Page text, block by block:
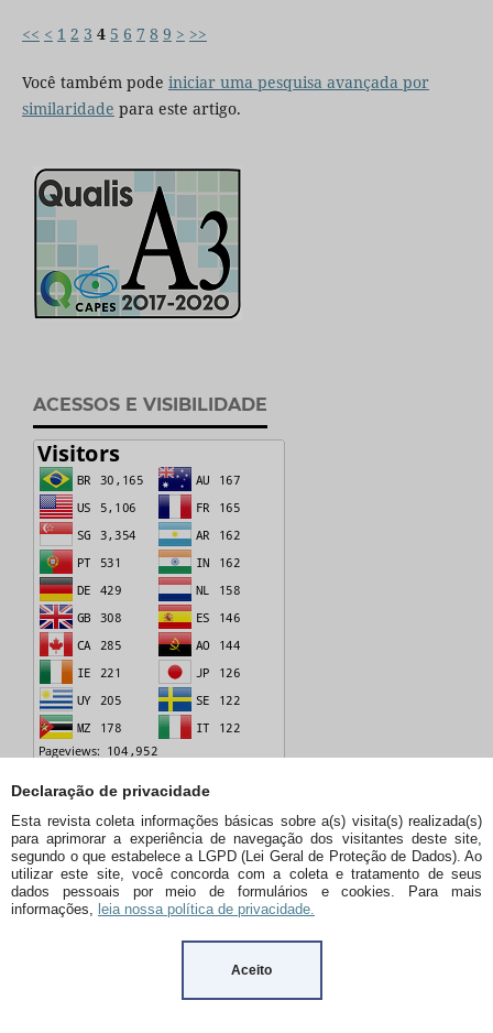
Declaração de privacidade
Esta revista coleta informações básicas sobre a(s) visita(s) realizada(s)
para aprimorar a experiência de navegação dos visitantes deste site,
segundo o que estabelece a LGPD (Lei Geral de Proteção de Dados). Ao
utilizar este site, você concorda com a coleta e tratamento de seus
dados pessoais por meio de formulários e cookies. Para mais
informações, leia nossa política de privacidade.
Aceito
<< < 1 2 3 4 5 6 7 8 9 > >>
Você também pode iniciar uma pesquisa avançada por
similaridade para este artigo.
ACESSOS E VISIBILIDADE
Criado em 07.02.2023
PALAVRAS-CHAVE
Cotas